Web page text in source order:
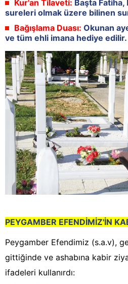
Kur'an Tilaveti: Başta
sureleri olmak üzere bilinen
Bağışlama Duası: Okunan
ve tüm ehli imana hediye edilir.
PEYGAMBER EFENDİMİZ'İN
Peygamber Efendimiz (s.a.v),
gittiğinde ve ashabına kabir
ifadeleri kullanırdı: